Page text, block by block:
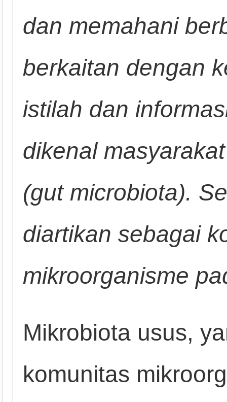
dan memahani
berkaitan dengan
istilah dan
dikenal
(gut microbiota).
diartikan sebagai
mikroorganisme
Mikrobiota usus,
komunitas